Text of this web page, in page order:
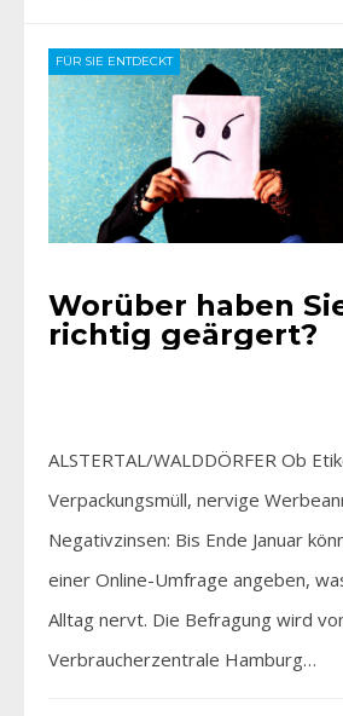
FÜR SIE ENTDECKT
Worüber haben
richtig geärgert?
ALSTERTAL/WALDDÖRFER Ob
Verpackungsmüll, nervige
Negativzinsen: Bis Ende Januar
einer Online-Umfrage angeben,
Alltag nervt. Die Befragung wird
Verbraucherzentrale Hamburg…